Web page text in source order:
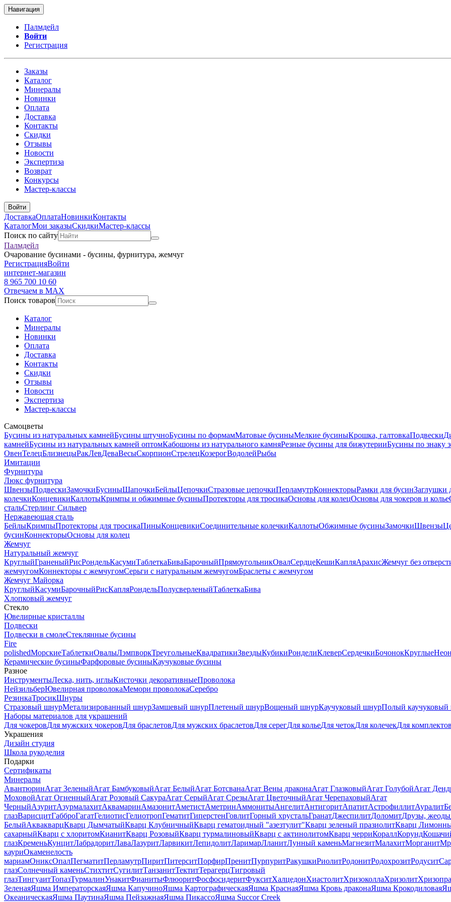
Навигация
Палмдейл
Войти
Регистрация
Заказы
Каталог
Минералы
Новинки
Оплата
Доставка
Контакты
Скидки
Отзывы
Новости
Экспертиза
Возврат
Конкурсы
Мастер-классы
Войти
ДоставкаОплатаНовинкиКонтакты
КаталогМои заказыСкидкиМастер-классы
Поиск по сайту
Палмдейл
Очарование бусинами - бусины, фурнитура, жемчуг
РегистрацияВойти
интернет-магазин
8 965 700 10 60
Отвечаем в MAX
Поиск товаров
Каталог
Минералы
Новинки
Оплата
Доставка
Контакты
Скидки
Отзывы
Новости
Экспертиза
Мастер-классы
Самоцветы
Бусины из натуральных камнейБусины штучноБусины по формамМатовые бусиныМелкие бусиныКрошка, галтовкаПодвески
камнейБусины из натуральных камней оптомКабошоны из натурального камняРезные бусины для бижутерииБусины по знаку
ОвенТелецБлизнецыРакЛевДеваВесыСкорпионСтрелецКозерогВодолейРыбы
Имитации
Фурнитура
Люкс фурнитура
ШвензыПодвескиЗамочкиБусиныШапочкиБейлыЦепочкиСтразовые цепочкиПерламутрКоннекторыРамки для бусинЗаглушки
колечкиКонцевикиКаллотыКримпы и обжимные бусиныПротекторы для тросикаОсновы для колецОсновы для чокеров и колье
стальСтерлинг Сильвер
Нержавеющая сталь
БейлыКримпыПротекторы для тросикаПиныКонцевикиСоединительные колечкиКаллотыОбжимные бусиныЗамочкиШвензы
бусинКоннекторыОсновы для колец
Жемчуг
Натуральный жемчуг
КруглыйГраненыйРисРондельКасумиТаблеткаБиваБарочныйПрямоугольникОвалСердцеКешиКапляАрахисЖемчуг без
жемчугомКоннекторы с жемчугомСерьги с натуральным жемчугомБраслеты с жемчугом
Жемчуг Майорка
КруглыйКасумиБарочныйРисКапляРондельПолусверленыйТаблеткаБива
Хлопковый жемчуг
Стекло
Ювелирные кристаллы
Подвески
Подвески в смолеСтеклянные бусины
Fire
polishedМорскиеТаблеткиОвалыЛэмпворкТреугольныеКвадратикиЗвездыКубикиРонделиКлеверСердечкиБочонокКруглые
Керамические бусиныФарфоровые бусиныКаучуковые бусины
Разное
ИнструментыЛеска, нить, иглыКисточки декоративныеПроволока
НейзильберЮвелирная проволокаМемори проволокаСеребро
РезинкаТросикШнуры
Стразовый шнурМетализированный шнурЗамшевый шнурПлетеный шнурВощеный шнурКаучуковый шнурПолый
Наборы материалов для украшений
Для чокеровДля мужских чокеровДля браслетовДля мужских браслетовДля серегДля кольеДля четокДля колечекДля
Украшения
Дизайн студия
Школа рукоделия
Подарки
Сертификаты
Минералы
АвантюринАгат ЗеленыйАгат БамбуковыйАгат БелыйАгат БотсванаАгат Вены драконаАгат ГлазковыйАгат ГолубойАгат
МоховойАгат ОгненныйАгат Розовый СакураАгат СерыйАгат СрезыАгат ЦветочныйАгат ЧерепаховыйАгат
ЧерныйАзуритАзурмалахитАквамаринАмазонитАметистАметринАммонитыАнгелитАнтигоритАпатитАстрофиллитАуралит
глазВарисцитГабброГагатГелиотисГелиотропГематитГиперстенГовлитГорный хрустальГранатДжеспилитДоломитДрузы, жеоды
БелыйАквакварцКварц ДымчатыйКварц КлубничныйКварц гематоидный "азезтулит"Кварц зеленый празиолитКварц
сахарныйКварц с хлоритомКианитКварц РозовыйКварц турмалиновыйКварц с актинолитомКварц черриКораллКорунд
глазКременьКунцитЛабрадоритЛаваЛазуритЛарвикитЛепидолитЛаримарЛланитЛунный каменьМагнезитМалахитМорганит
кауриОкаменелость
мариамОниксОпалПегматитПерламутрПиритПитерситПорфирПренитПурпуритРакушкиРиолитРодонитРодохрозитРодусит
глазСолнечный каменьСтихтитСугилитТанзанитТектитТерагерцТигровый
глазТингуаитТопазТурмалинУнакитФианитыФлюоритФосфосидеритФукситХалцедонХиастолитХризоколлаХризолит
ЗеленаяЯшма ИмператорскаяЯшма КапучиноЯшма КартографическаяЯшма КраснаяЯшма Кровь драконаЯшма Крокодиловая
ОкеаническаяЯшма ПаутинаЯшма ПейзажнаяЯшма ПикассоЯшма Succor Creek